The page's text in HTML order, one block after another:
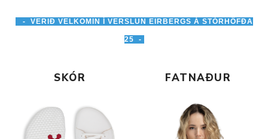
- VERIÐ VELKOMIN Í VERSLUN EIRBERGS Á STÓRHÖFÐA
25 -
SKÓR FATNAÐUR